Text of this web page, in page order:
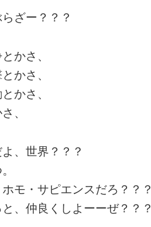
ざー？？？
かさ、
かさ、
かさ、
、
、世界？？？
モ・サピエンスだろ？？？
、仲良くしよーーぜ？？？